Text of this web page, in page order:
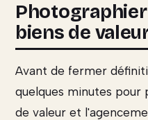
biens de
Avant de fermer
quelques minutes
de valeur et